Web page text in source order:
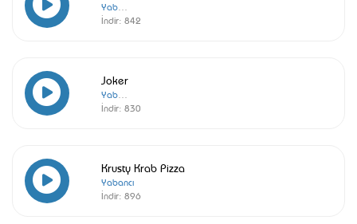
İndir: 842
Joker
İndir: 830
Krusty Krab Pizza
Yabancı
İndir: 896